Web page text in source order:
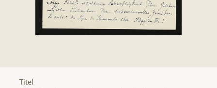
Titel